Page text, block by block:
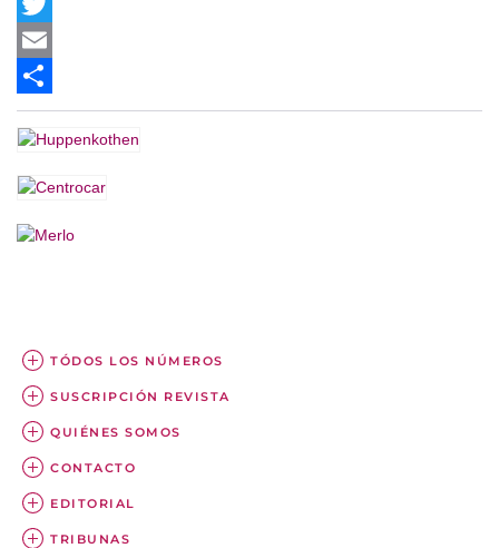
Facebook
Twitter
Email
Share
TÓDOS LOS NÚMEROS
SUSCRIPCIÓN REVISTA
QUIÉNES SOMOS
CONTACTO
EDITORIAL
TRIBUNAS